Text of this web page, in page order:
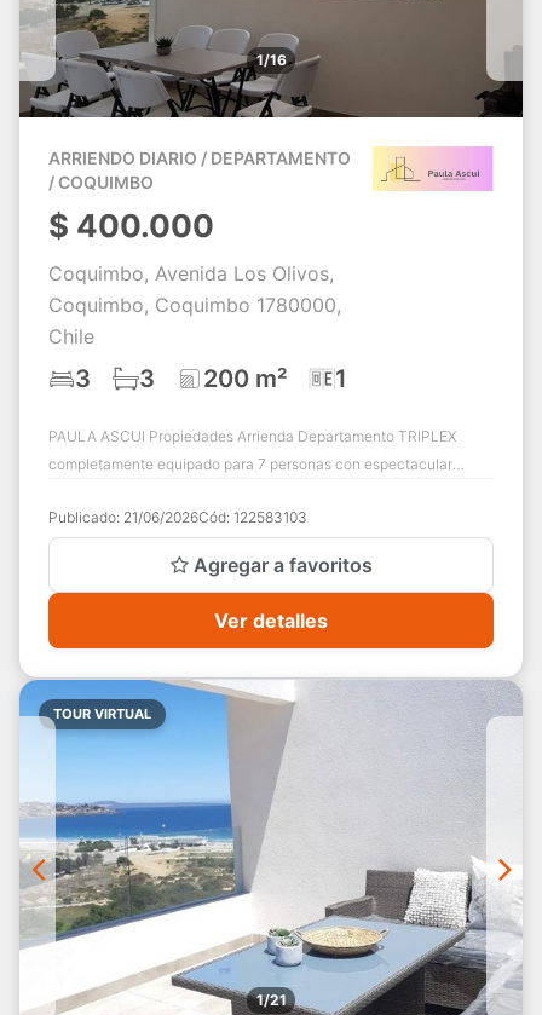
1/16
ARRIENDO DIARIO / DEPARTAMENTO
/ COQUIMBO
$ 400.000
Coquimbo, Avenida Los Olivos,
Coquimbo, Coquimbo 1780000,
Chile
3 3 200 m² 1
PAULA ASCUI Propiedades Arrienda Departamento TRIPLEX
completamente equipado para 7 personas con espectacular
Publicado: 21/06/2026Cód: 122583103
Agregar a favoritos
Ver detalles
TOUR VIRTUAL
1/21